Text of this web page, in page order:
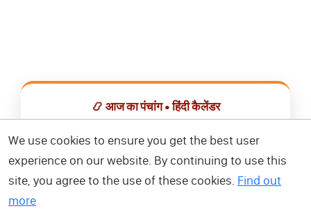
📿 आज का पंचांग • हिंदी कैलेंडर
📅 हिंदी कैलेंडर ऐप डाउनलोड करें
We use cookies to ensure you get the best user
experience on our website. By continuing to use this
site, you agree to the use of these cookies. Find out
more